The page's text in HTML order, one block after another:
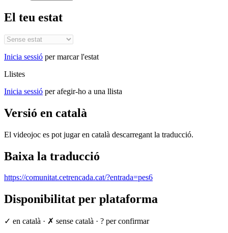
El teu estat
Inicia sessió per marcar l'estat
Llistes
Inicia sessió per afegir-ho a una llista
Versió en català
El videojoc es pot jugar en català descarregant la traducció.
Baixa la traducció
https://comunitat.cetrencada.cat/?entrada=pes6
Disponibilitat per plataforma
✓ en català · ✗ sense català · ? per confirmar